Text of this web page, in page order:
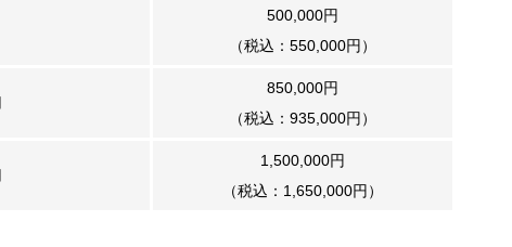
500,000円
（税込：550,000円）
850,000円
（税込：935,000円）
1,500,000円
（税込：1,650,000円）